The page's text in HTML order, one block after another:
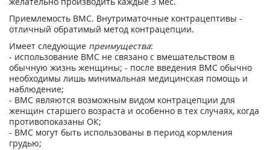
Приемлемость ВМС. Внутриматочные контрацептивы -
отличный обратимый метод контрацепции.
Имеет следующие преимущества:
- использование ВМС не связано с вмешательством в
обычную жизнь женщины; - после введения ВМС обычно
необходимы лишь минимальная медицинская помощь и
наблюдение;
- ВМС являются возможным видом контрацепции для
женщин старшего возраста и особенно в тех случаях, когда
противопоказаны ОК;
- ВМС могут быть использованы в период кормления
грудью;